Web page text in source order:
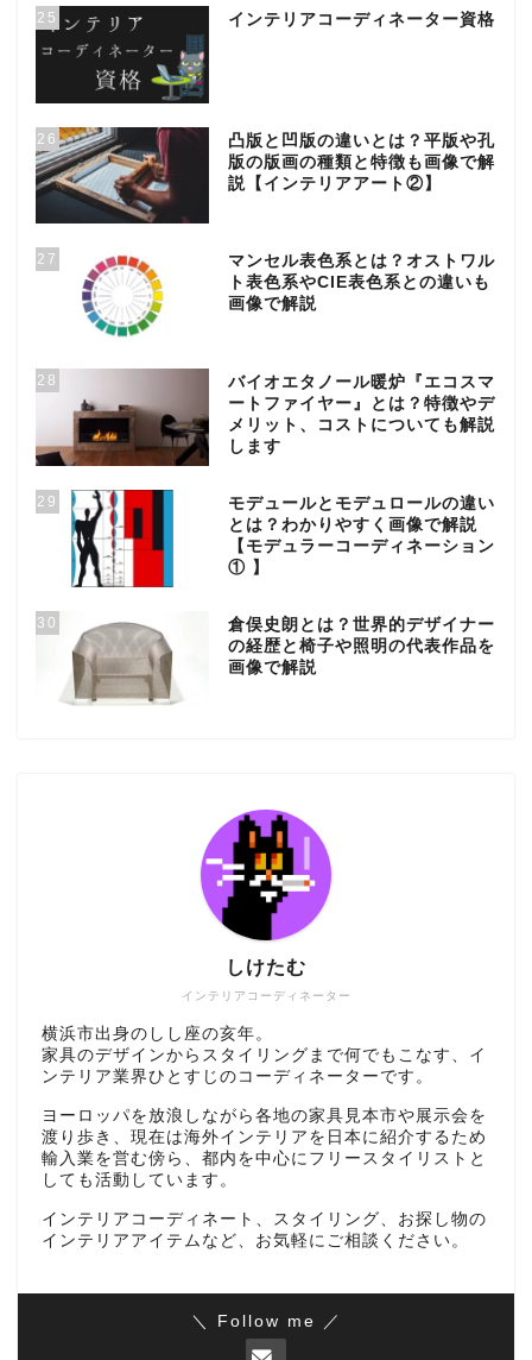
25 インテリアコーディネーター資格
26
凸版と凹版の違いとは？平版や孔
版の版画の種類と特徴も画像で解
説【インテリアアート②】
27
マンセル表色系とは？オストワル
ト表色系やCIE表色系との違いも
画像で解説
28
バイオエタノール暖炉『エコスマ
ートファイヤー』とは？特徴やデ
メリット、コストについても解説
します
29
モデュールとモデュロールの違い
とは？わかりやすく画像で解説
【モデュラーコーディネーション
① 】
30
倉俣史朗とは？世界的デザイナー
の経歴と椅子や照明の代表作品を
画像で解説
インテリアコーディネーター
しけたむ
横浜市出身のしし座の亥年。
家具のデザインからスタイリングまで何でもこなす、イ
ンテリア業界ひとすじのコーディネーターです。
ヨーロッパを放浪しながら各地の家具見本市や展示会を
渡り歩き、現在は海外インテリアを日本に紹介するため
輸入業を営む傍ら、都内を中心にフリースタイリストと
しても活動しています。
インテリアコーディネート、スタイリング、お探し物の
インテリアアイテムなど、お気軽にご相談ください。
＼ Follow me ／